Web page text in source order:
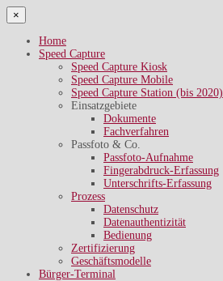
×
Home
Speed Capture
Speed Capture Kiosk
Speed Capture Mobile
Speed Capture Station (bis 2020)
Einsatzgebiete
Dokumente
Fachverfahren
Passfoto & Co.
Passfoto-Aufnahme
Fingerabdruck-Erfassung
Unterschrifts-Erfassung
Prozess
Datenschutz
Datenauthentizität
Bedienung
Zertifizierung
Geschäftsmodelle
Bürger-Terminal